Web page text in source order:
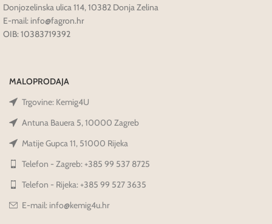
Donjozelinska ulica 114, 10382 Donja Zelina
E-mail: info@fagron.hr
OIB: 10383719392
MALOPRODAJA
Trgovine: Kemig4U
Antuna Bauera 5, 10000 Zagreb
Matije Gupca 11, 51000 Rijeka
Telefon - Zagreb: +385 99 537 8725
Telefon - Rijeka: +385 99 527 3635
E-mail: info@kemig4u.hr